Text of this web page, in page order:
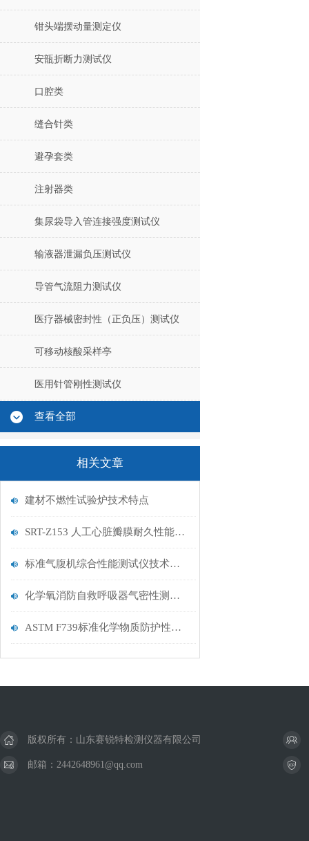
钳头端摆动量测定仪
安瓿折断力测试仪
口腔类
缝合针类
避孕套类
注射器类
集尿袋导入管连接强度测试仪
输液器泄漏负压测试仪
导管气流阻力测试仪
医疗器械密封性（正负压）测试仪
可移动核酸采样亭
医用针管刚性测试仪
查看全部
相关文章
建材不燃性试验炉技术特点
SRT-Z153 人工心脏瓣膜耐久性能测试仪 产品说明
标准气腹机综合性能测试仪技术标准
化学氧消防自救呼吸器气密性测试仪机器电源
ASTM F739标准化学物质防护性能测试仪试验解析
版权所有：山东赛锐特检测仪器有限公司
邮箱：2442648961@qq.com